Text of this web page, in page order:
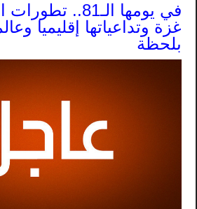
في يومها الـ81..
غزة وتداعياتها إقليميا
بلحظة